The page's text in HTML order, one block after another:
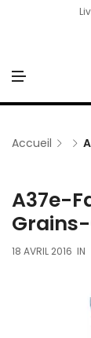
N
U
Accueil
A37e-
Grains-
18 AVRIL 2016 IN